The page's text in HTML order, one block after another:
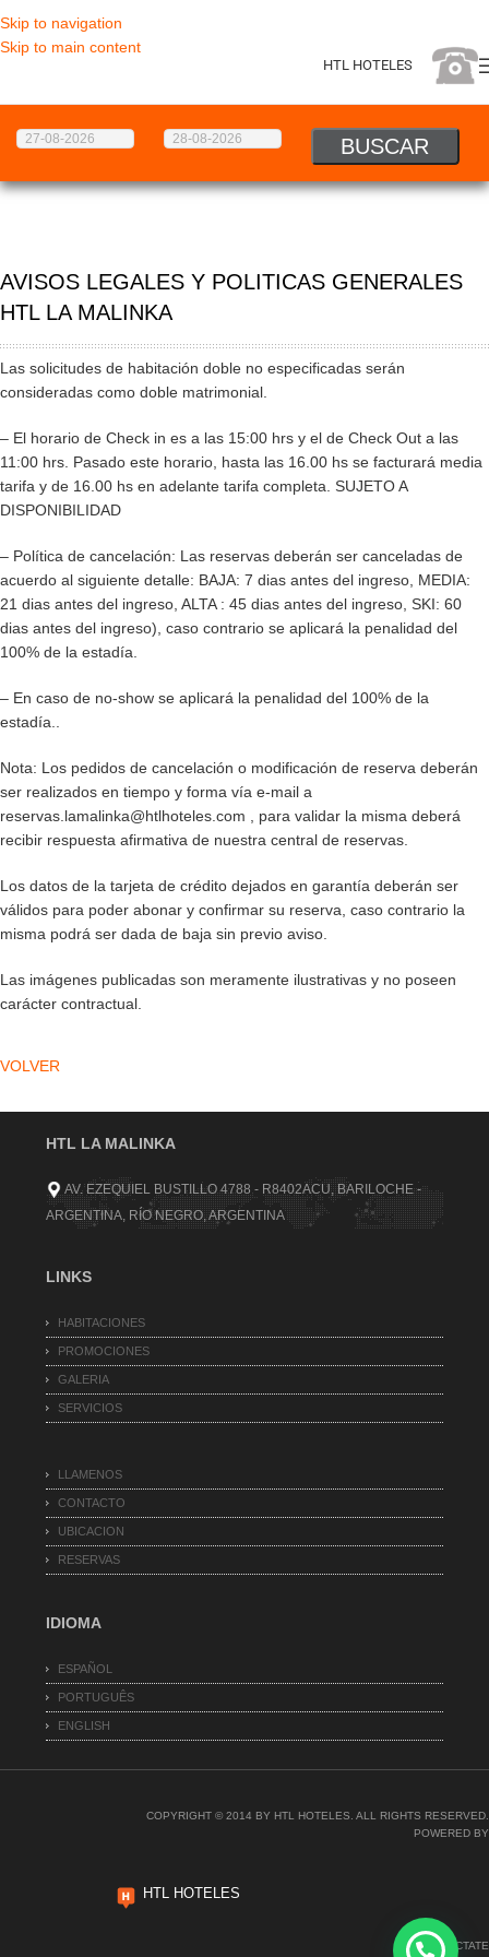
Skip to navigation
Skip to main content
HTL HOTELES
AVISOS LEGALES Y POLITICAS GENERALES
HTL LA MALINKA
Las solicitudes de habitación doble no especificadas serán
consideradas como doble matrimonial.
– El horario de Check in es a las 15:00 hrs y el de Check Out a las
11:00 hrs. Pasado este horario, hasta las 16.00 hs se facturará media
tarifa y de 16.00 hs en adelante tarifa completa. SUJETO A
DISPONIBILIDAD
– Política de cancelación: Las reservas deberán ser canceladas de
acuerdo al siguiente detalle: BAJA: 7 dias antes del ingreso, MEDIA:
21 dias antes del ingreso, ALTA : 45 dias antes del ingreso, SKI: 60
dias antes del ingreso), caso contrario se aplicará la penalidad del
100% de la estadía.
– En caso de no-show se aplicará la penalidad del 100% de la
estadía..
Nota: Los pedidos de cancelación o modificación de reserva deberán
ser realizados en tiempo y forma vía e-mail a
reservas.lamalinka@htlhoteles.com , para validar la misma deberá
recibir respuesta afirmativa de nuestra central de reservas.
Los datos de la tarjeta de crédito dejados en garantía deberán ser
válidos para poder abonar y confirmar su reserva, caso contrario la
misma podrá ser dada de baja sin previo aviso.
Las imágenes publicadas son meramente ilustrativas y no poseen
carácter contractual.
VOLVER
HTL LA MALINKA
AV. EZEQUIEL BUSTILLO 4788 - R8402ACU, BARILOCHE -
ARGENTINA, RÍO NEGRO, ARGENTINA
LINKS
HABITACIONES
PROMOCIONES
GALERIA
SERVICIOS
LLAMENOS
CONTACTO
UBICACION
RESERVAS
IDIOMA
ESPAÑOL
PORTUGUÊS
ENGLISH
COPYRIGHT © 2014 BY HTL HOTELES. ALL RIGHTS RESERVED.
POWERED BY
HTL HOTELES
CONECTATE